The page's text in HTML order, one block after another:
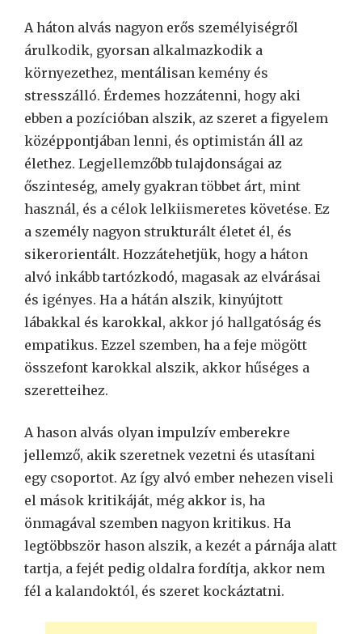
A háton alvás nagyon erős személyiségről
árulkodik, gyorsan alkalmazkodik a
környezethez, mentálisan kemény és
stresszálló. Érdemes hozzátenni, hogy aki
ebben a pozícióban alszik, az szeret a figyelem
középpontjában lenni, és optimistán áll az
élethez. Legjellemzőbb tulajdonságai az
őszinteség, amely gyakran többet árt, mint
használ, és a célok lelkiismeretes követése. Ez
a személy nagyon strukturált életet él, és
sikerorientált. Hozzátehetjük, hogy a háton
alvó inkább tartózkodó, magasak az elvárásai
és igényes. Ha a hátán alszik, kinyújtott
lábakkal és karokkal, akkor jó hallgatóság és
empatikus. Ezzel szemben, ha a feje mögött
összefont karokkal alszik, akkor hűséges a
szeretteihez.
A hason alvás olyan impulzív emberekre
jellemző, akik szeretnek vezetni és utasítani
egy csoportot. Az így alvó ember nehezen viseli
el mások kritikáját, még akkor is, ha
önmagával szemben nagyon kritikus. Ha
legtöbbször hason alszik, a kezét a párnája alatt
tartja, a fejét pedig oldalra fordítja, akkor nem
fél a kalandoktól, és szeret kockáztatni.